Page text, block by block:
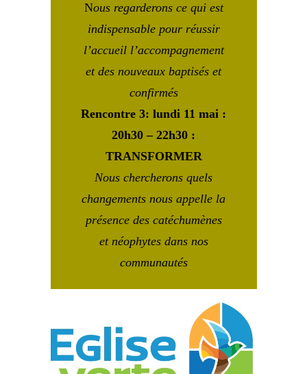
Nous regarderons ce qui est
indispensable pour réussir
l’accueil l’accompagnement
et des nouveaux baptisés et
confirmés
Rencontre 3: lundi 11 mai :
20h30 – 22h30 :
TRANSFORMER
Nous chercherons quels
changements nous appelle la
présence des catéchumènes
et néophytes dans nos
communautés